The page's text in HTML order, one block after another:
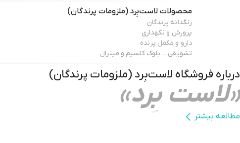
محصولات لاست‌بِرد (ملزومات پرندگان)
رنگدانه پرندگان
پرورش و نگهداری
دارو و مکمل پرنده
تشویقی… بلوک کلسیم و مینرال
درباره فروشگاه لاست‌بِرد (ملزومات پرندگان)
«لاست بِرد»
مطالعه بیشتر